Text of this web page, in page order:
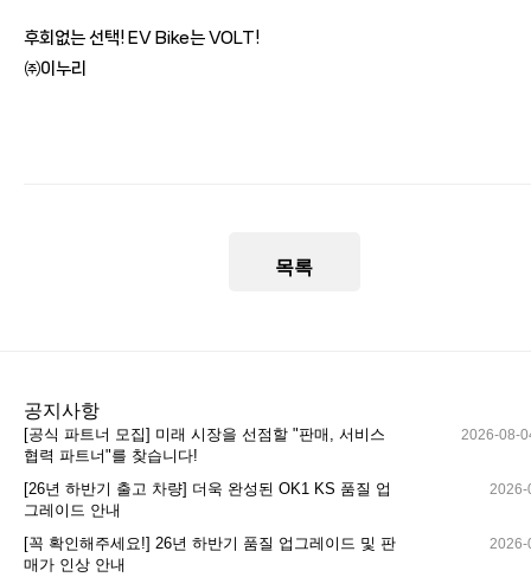
후회없는 선택! EV Bike는 VOLT!
㈜이누리
목록
공지사항
[공식 파트너 모집] 미래 시장을 선점할 "판매, 서비스
협력 파트너"를 찾습니다!
2026-08-
[26년 하반기 출고 차량] 더욱 완성된 OK1 KS 품질 업
그레이드 안내
2026-
[꼭 확인해주세요!] 26년 하반기 품질 업그레이드 및 판
매가 인상 안내
2026-